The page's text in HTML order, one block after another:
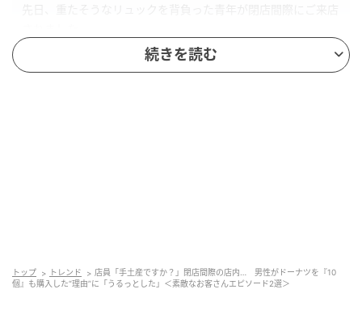
ドーナツを10個ほど選んでお会計の際に
明日からもそんな場面を思い浮かべながら営業致します！
続きを読む
トップ トレンド
店員「手土産ですか？」閉店間際の店内… 男性がドーナツを『10
個』も購入した“理由”に「うるっとした」＜素敵なお客さんエピソード2選＞